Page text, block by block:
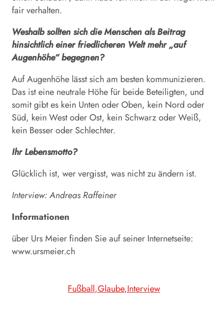
fair verhalten.
Weshalb sollten sich die Menschen als Beitrag
hinsichtlich einer friedlicheren Welt mehr „auf
Augenhöhe“ begegnen?
Auf Augenhöhe lässt sich am besten kommunizieren.
Das ist eine neutrale Höhe für beide Beteiligten, und
somit gibt es kein Unten oder Oben, kein Nord oder
Süd, kein West oder Ost, kein Schwarz oder Weiß,
kein Besser oder Schlechter.
Ihr Lebensmotto?
Glücklich ist, wer vergisst, was nicht zu ändern ist.
Interview: Andreas Raffeiner
Informationen
über Urs Meier finden Sie auf seiner Internetseite:
www.ursmeier.ch
Fußball Glaube Interview